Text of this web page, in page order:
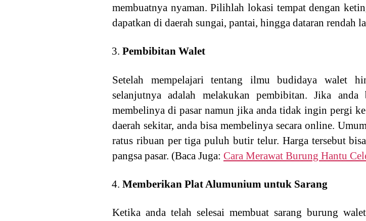
membuatnya nyaman. Pilihlah lokasi tempat dengan
dapatkan di daerah sungai, pantai, hingga dataran rendah
Pembibitan Walet
Setelah mempelajari tentang ilmu budidaya walet
selanjutnya adalah melakukan pembibitan. Jika
membelinya di pasar namun jika anda tidak ingin pergi
daerah sekitar, anda bisa membelinya secara online.
ratus ribuan per tiga puluh butir telur. Harga tersebut
pangsa pasar. (Baca Juga: Cara Merawat Burung Hantu
Memberikan Plat Alumunium untuk Sarang
Ketika anda telah selesai membuat sarang burung